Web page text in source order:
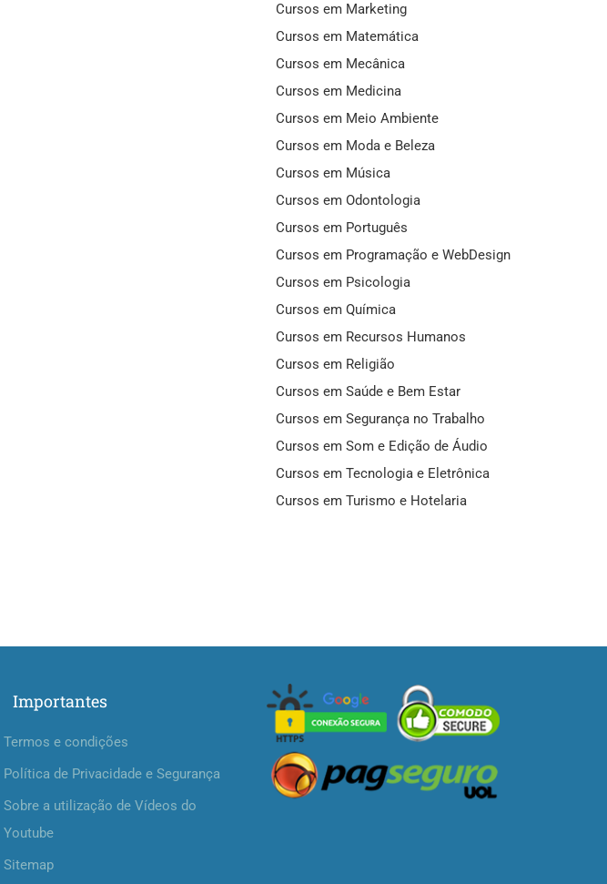
Cursos em Marketing
Cursos em Matemática
Cursos em Mecânica
Cursos em Medicina
Cursos em Meio Ambiente
Cursos em Moda e Beleza
Cursos em Música
Cursos em Odontologia
Cursos em Português
Cursos em Programação e WebDesign
Cursos em Psicologia
Cursos em Química
Cursos em Recursos Humanos
Cursos em Religião
Cursos em Saúde e Bem Estar
Cursos em Segurança no Trabalho
Cursos em Som e Edição de Áudio
Cursos em Tecnologia e Eletrônica
Cursos em Turismo e Hotelaria
Importantes
Termos e condições
Política de Privacidade e Segurança
Sobre a utilização de Vídeos do
Youtube
Sitemap